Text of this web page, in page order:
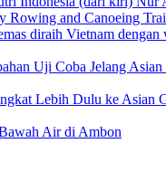
Uji Coba Jelang Asian
Lebih Dulu ke Asian
Air di Ambon